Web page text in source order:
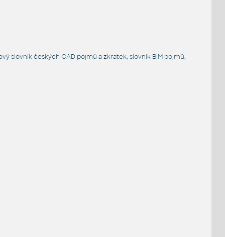
slovníkčeských CAD pojmů a zkratek, slovník BIM pojmů,